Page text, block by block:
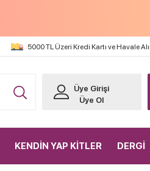
5000 TL Üzeri Kredi Kartı ve Havale
Üye Girişi
Üye Ol
KENDİN YAP KİTLER DERGİ